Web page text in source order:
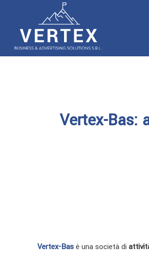
contenuto
Vertex-Bas:
Vertex-Basè una società di